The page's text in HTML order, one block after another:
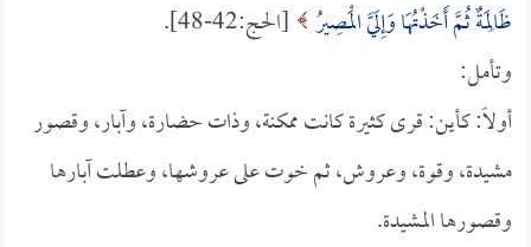
ظَالِمَةٌ ثُمَّ أَخَذْتُهَا وَإِلَيَّ الْمَصِيرُ [الحج:42-48].
وتأمل:
أولاً: كأين: قرى كثيرة كانت ممكنة، وذات حضارة، وآبار، وقصور
مشيدة، وقوة، وعروش، ثم خوت على عروشها، وعطلت آبارها
وقصورها المشيدة.